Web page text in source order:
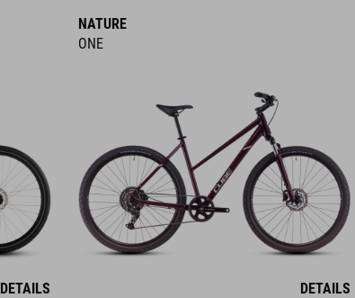
DETAILS
NATURE
ONE
DETAILS